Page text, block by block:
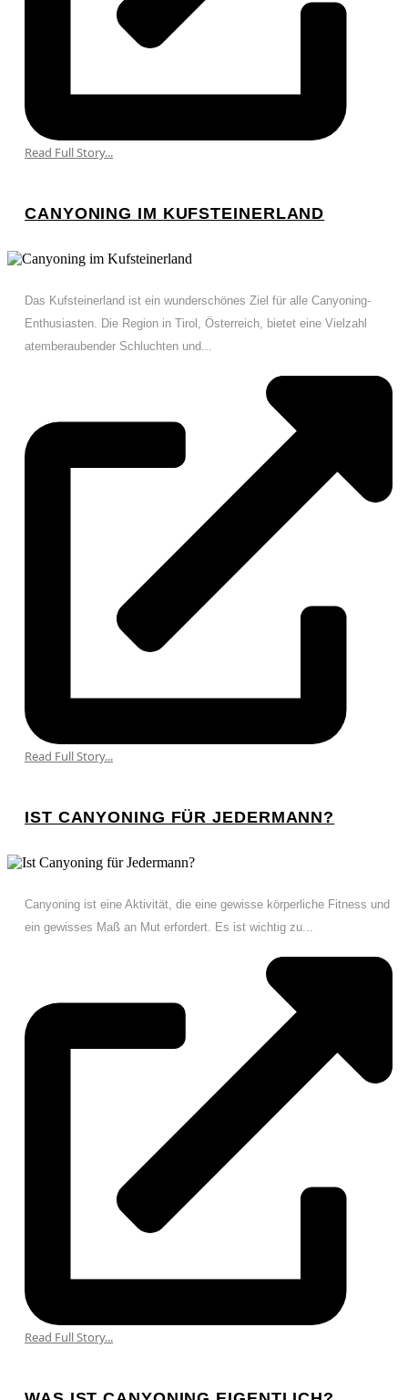
Read Full Story...
CANYONING IM KUFSTEINERLAND
Das Kufsteinerland ist ein wunderschönes Ziel für alle Canyoning-
Enthusiasten. Die Region in Tirol, Österreich, bietet eine Vielzahl
atemberaubender Schluchten und...
Read Full Story...
IST CANYONING FÜR JEDERMANN?
Canyoning ist eine Aktivität, die eine gewisse körperliche Fitness und
ein gewisses Maß an Mut erfordert. Es ist wichtig zu...
Read Full Story...